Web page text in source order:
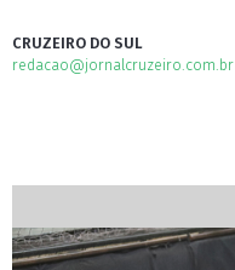
CRUZEIRO DO SUL
redacao@jornalcruzeiro.com.br